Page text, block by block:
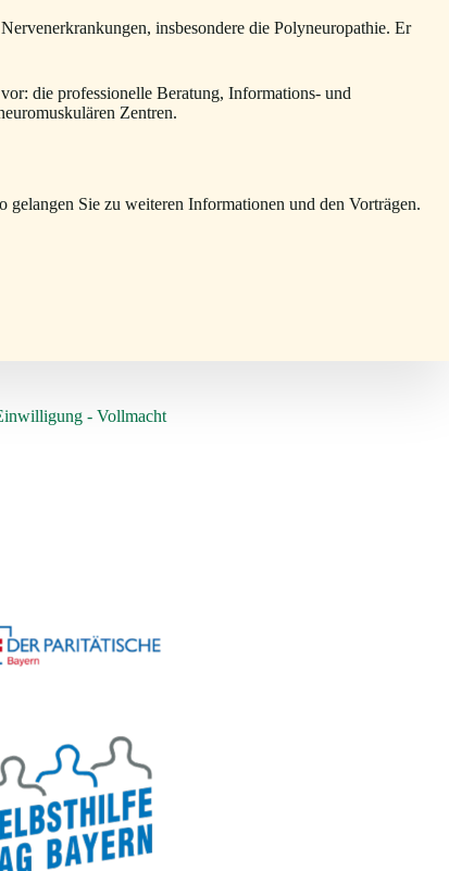
insbesondere die Polyneuropathie. Er
die professionelle Beratung, Informations- und
Zentren.
gelangen Sie zu weiteren Informationen und den Vorträgen.
- Vollmacht